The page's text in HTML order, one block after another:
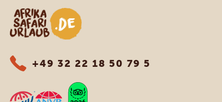
Afrika Safari Urlaub
+49 32 22 18 50 79 5